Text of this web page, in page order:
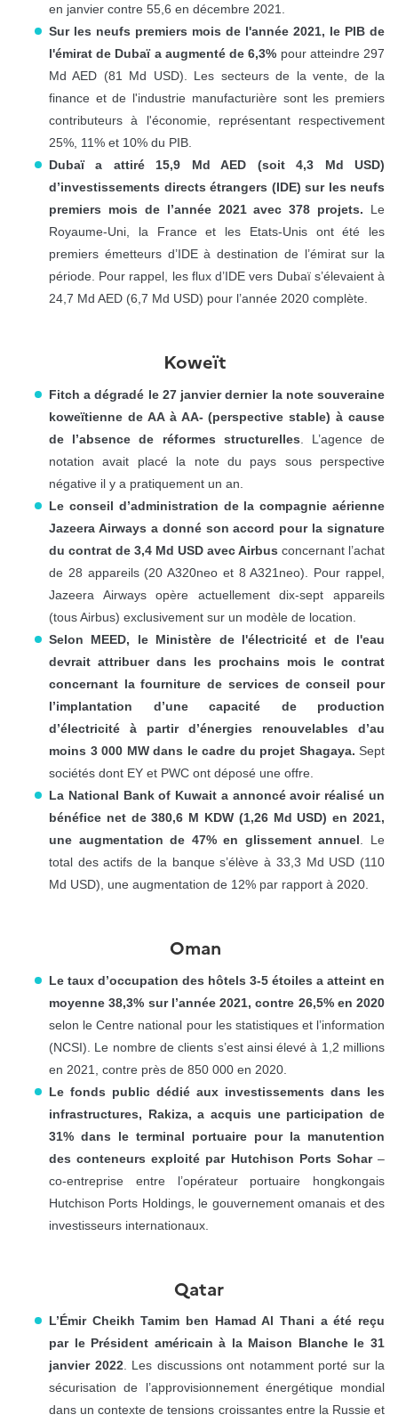
en janvier contre 55,6 en décembre 2021.
Sur les neufs premiers mois de l'année 2021, le PIB de
l'émirat de Dubaï a augmenté de 6,3% pour atteindre 297
Md AED (81 Md USD). Les secteurs de la vente, de la
finance et de l'industrie manufacturière sont les premiers
contributeurs à l'économie, représentant respectivement
25%, 11% et 10% du PIB.
Dubaï a attiré 15,9 Md AED (soit 4,3 Md USD)
d’investissements directs étrangers (IDE) sur les neufs
premiers mois de l’année 2021 avec 378 projets. Le
Royaume-Uni, la France et les Etats-Unis ont été les
premiers émetteurs d’IDE à destination de l’émirat sur la
période. Pour rappel, les flux d’IDE vers Dubaï s’élevaient à
24,7 Md AED (6,7 Md USD) pour l’année 2020 complète.
Koweït
Fitch a dégradé le 27 janvier dernier la note souveraine
koweïtienne de AA à AA- (perspective stable) à cause
de l’absence de réformes structurelles . L’agence de
notation avait placé la note du pays sous perspective
négative il y a pratiquement un an.
Le conseil d’administration de la compagnie aérienne
Jazeera Airways a donné son accord pour la signature
du contrat de 3,4 Md USD avec Airbus concernant l’achat
de 28 appareils (20 A320neo et 8 A321neo). Pour rappel,
Jazeera Airways opère actuellement dix-sept appareils
(tous Airbus) exclusivement sur un modèle de location.
Selon MEED, le Ministère de l'électricité et de l'eau
devrait attribuer dans les prochains mois le contrat
concernant la fourniture de services de conseil pour
l’implantation d’une capacité de production
d’électricité à partir d’énergies renouvelables d’au
moins 3 000 MW dans le cadre du projet Shagaya. Sept
sociétés dont EY et PWC ont déposé une offre.
La National Bank of Kuwait a annoncé avoir réalisé un
bénéfice net de 380,6 M KDW (1,26 Md USD) en 2021,
une augmentation de 47% en glissement annuel . Le
total des actifs de la banque s’élève à 33,3 Md USD (110
Md USD), une augmentation de 12% par rapport à 2020.
Oman
Le taux d’occupation des hôtels 3-5 étoiles a atteint en
moyenne 38,3% sur l’année 2021, contre 26,5% en 2020
selon le Centre national pour les statistiques et l’information
(NCSI). Le nombre de clients s’est ainsi élevé à 1,2 millions
en 2021, contre près de 850 000 en 2020.
Le fonds public dédié aux investissements dans les
infrastructures, Rakiza, a acquis une participation de
31% dans le terminal portuaire pour la manutention
des conteneurs exploité par Hutchison Ports Sohar –
co-entreprise entre l’opérateur portuaire hongkongais
Hutchison Ports Holdings, le gouvernement omanais et des
investisseurs internationaux.
Qatar
L’Émir Cheikh Tamim ben Hamad Al Thani a été reçu
par le Président américain à la Maison Blanche le 31
janvier 2022. Les discussions ont notamment porté sur la
sécurisation de l’approvisionnement énergétique mondial
dans un contexte de tensions croissantes entre la Russie et